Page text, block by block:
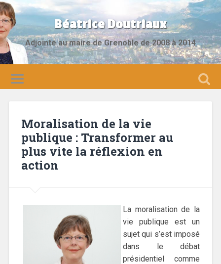
Béatrice Doutriaux
Adjointe au maire de Grenoble de 2008 à 2014
Moralisation de la vie
publique : Transformer au
plus vite la réflexion en
action
La moralisation de la
vie publique est un
sujet qui s’est imposé
dans le débat
présidentiel comme